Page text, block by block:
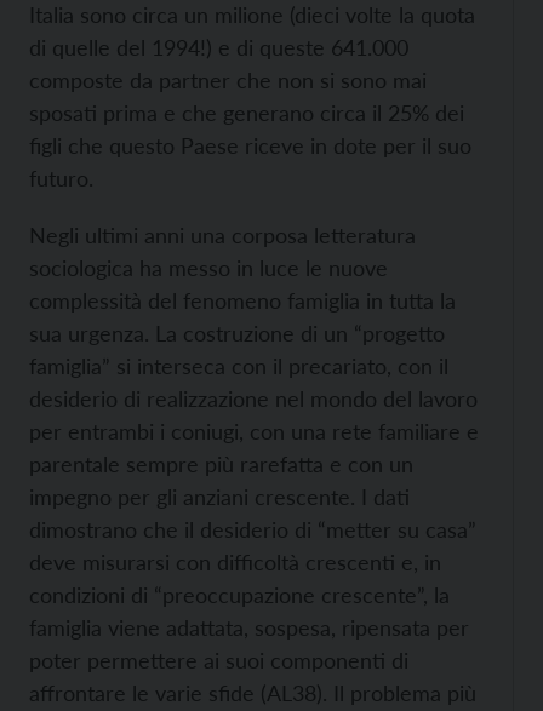
Italia sono circa un milione (dieci volte la quota
di quelle del 1994!) e di queste 641.000
composte da partner che non si sono mai
sposati prima e che generano circa il 25% dei
figli che questo Paese riceve in dote per il suo
futuro.
Negli ultimi anni una corposa letteratura
sociologica ha messo in luce le nuove
complessità del fenomeno famiglia in tutta la
sua urgenza. La costruzione di un “progetto
famiglia” si interseca con il precariato, con il
desiderio di realizzazione nel mondo del lavoro
per entrambi i coniugi, con una rete familiare e
parentale sempre più rarefatta e con un
impegno per gli anziani crescente. I dati
dimostrano che il desiderio di “metter su casa”
deve misurarsi con difficoltà crescenti e, in
condizioni di “preoccupazione crescente”, la
famiglia viene adattata, sospesa, ripensata per
poter permettere ai suoi componenti di
affrontare le varie sfide (AL38). Il problema più